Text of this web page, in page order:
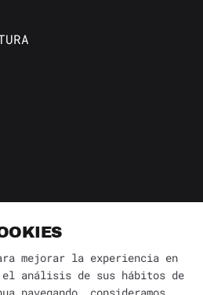
mejorar la experiencia en
análisis de sus hábitos de